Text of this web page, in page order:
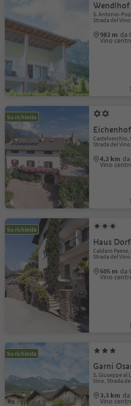
Wendlhof
S. Antonio-
Strada del Vino
982 m da
Vino
Su richiesta
Eichenhof
Castelvecchio,
Strada del Vino
4.2 km
Vino
Su richiesta
Haus
Caldaro
Strada del Vino
605 m da
Vino
Su richiesta
Garni
S. Giuseppe al
Vino, Strada
3.3 km
Vino